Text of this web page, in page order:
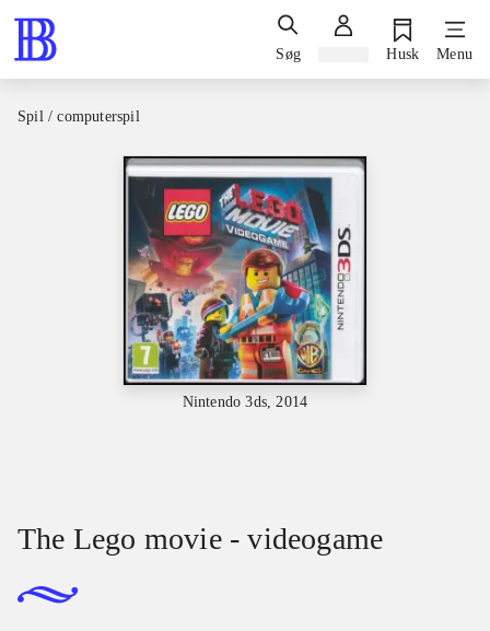
Søg Husk Menu
Spil / computerspil
Nintendo 3ds, 2014
The Lego movie - videogame